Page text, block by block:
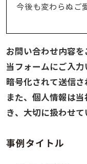
今後も変わらぬご
お問い合わせ内容を
当フォームにご入
暗号化されて送信さ
また、個人情報は
き、大切に扱わせて
事例タイトル